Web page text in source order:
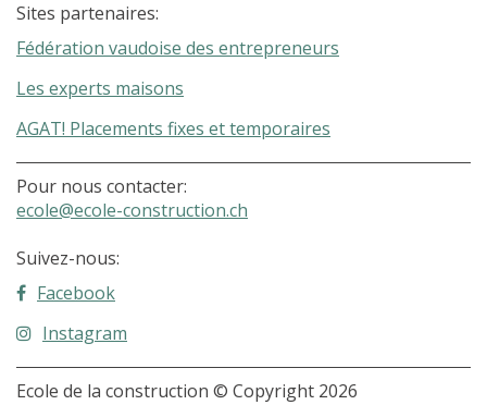
Sites partenaires:
Fédération vaudoise des entrepreneurs
Les experts maisons
AGAT! Placements fixes et temporaires
Pour nous contacter:
ecole@ecole-construction.ch
Suivez-nous:
Facebook
Instagram
Ecole de la construction © Copyright 2026